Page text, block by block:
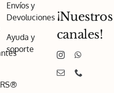
Envíos y
Devoluciones
Ayuda y
soporte
¡Nuestros
canales!